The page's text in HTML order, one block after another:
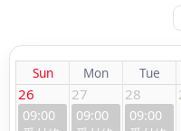
Sun Mon Tue
26
09:00
27
09:00
28
09:00